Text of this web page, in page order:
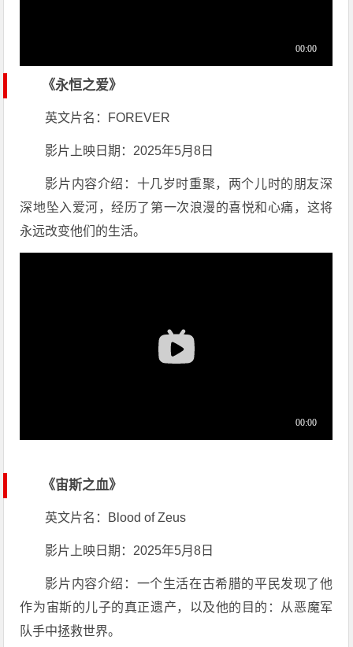
《永恒之爱》
英文片名：FOREVER
影片上映日期：2025年5月8日
影片内容介绍：十几岁时重聚，两个儿时的朋友深
深地坠入爱河，经历了第一次浪漫的喜悦和心痛，这将
永远改变他们的生活。
《宙斯之血》
英文片名：Blood of Zeus
影片上映日期：2025年5月8日
影片内容介绍：一个生活在古希腊的平民发现了他
作为宙斯的儿子的真正遗产，以及他的目的：从恶魔军
队手中拯救世界。